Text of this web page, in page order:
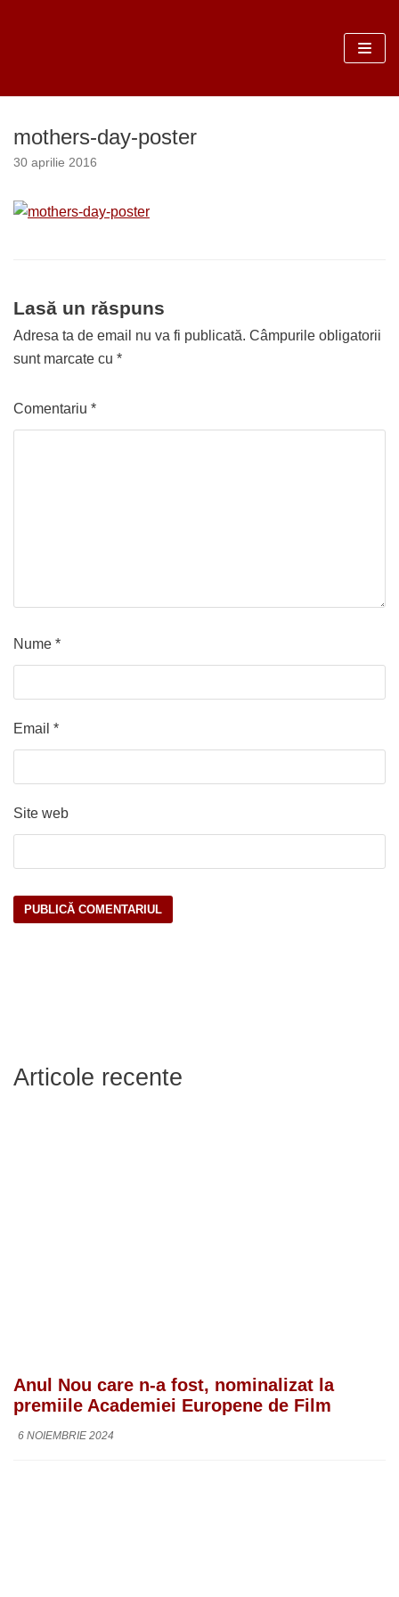
conținut
mothers-day-poster
30 aprilie 2016
Lasă un răspuns
Adresa ta de email nu va fi publicată. Câmpurile obligatorii
sunt marcate cu *
Comentariu *
Nume *
Email *
Site web
Articole recente
Anul Nou care n-a fost, nominalizat la
premiile Academiei Europene de Film
6 NOIEMBRIE 2024